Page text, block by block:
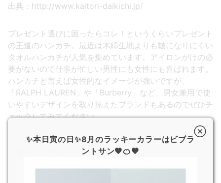
出典：http://www.kaitori-daikichi.jp/
プレゼント選びに困ったらコレ！というくらいプレゼント
の王道のハンカチ。最近は木綿生地よりも皺になりにくい
タオルハンカチが人気を集めています。アイロンがけの必
要がないので仕事が忙しい男性にも女性にも喜ばれます。
ハンカチと言えば女性的なイメージが強いですが、
「RALPH LAUREN」や「Burberry」など、男女兼用で使
いやすいデザインを取り揃えたブランドもあるのでぜひチ
ェックしてみてください。
✨本日寅の日✨8月のラッキーカラーはビブラ
ントサン🧡🍊🧡